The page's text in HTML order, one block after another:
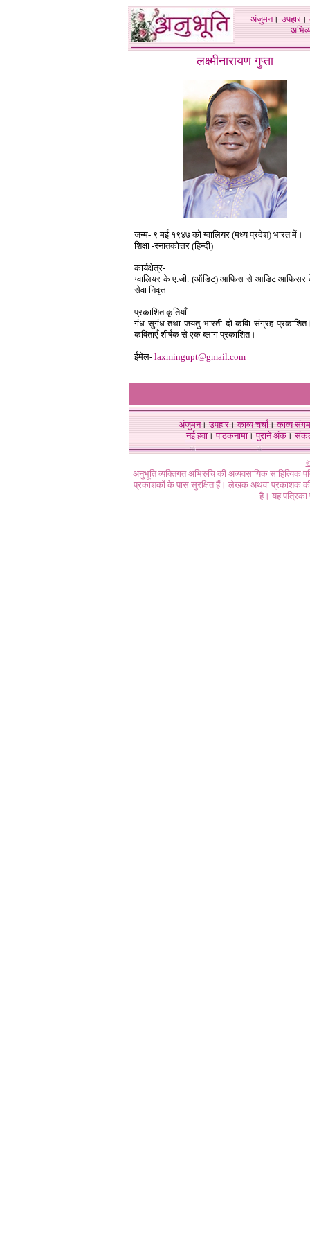
अंजुमन।उपहार।
लक्ष्मीनारायण गुप्ता
जन्म- ९ मई १९४७ को ग्वालियर (मध्य प्रदेश) भारत में।
शिक्षा -स्नातकोत्तर (हिन्दी)
कार्यक्षेत्र-
ग्वालियर के ए.जी. (ऑडिट) आफिस से आडिट
सेवा निवृत्त
प्रकाशित कृतियाँ-
गंध सुगंध तथा जयतु भारती दो कविा संग्रह
कविताएँ शीर्षक से एक ब्लाग प्रकाशित।
ईमेल- laxmingupt@gmail.com
अंजुमन।उपहार।काव्य चर्चा।काव्य संगम
नई हवा। पाठकनामा। पुराने अंक।
अनुभूति व्यक्तिगत अभिरुचि की अव्यवसायिक
प्रकाशकों के पास सुरक्षित हैं। लेखक अथवा प्रकाशक की
है। यह पत्रिका